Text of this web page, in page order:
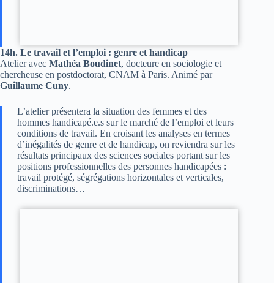
14h. Le travail et l’emploi : genre et handicap
Atelier avec Mathéa Boudinet, docteure en sociologie et
chercheuse en postdoctorat, CNAM à Paris. Animé par
Guillaume Cuny.
L’atelier présentera la situation des femmes et des
hommes handicapé.e.s sur le marché de l’emploi et leurs
conditions de travail. En croisant les analyses en termes
d’inégalités de genre et de handicap, on reviendra sur les
résultats principaux des sciences sociales portant sur les
positions professionnelles des personnes handicapées :
travail protégé, ségrégations horizontales et verticales,
discriminations…